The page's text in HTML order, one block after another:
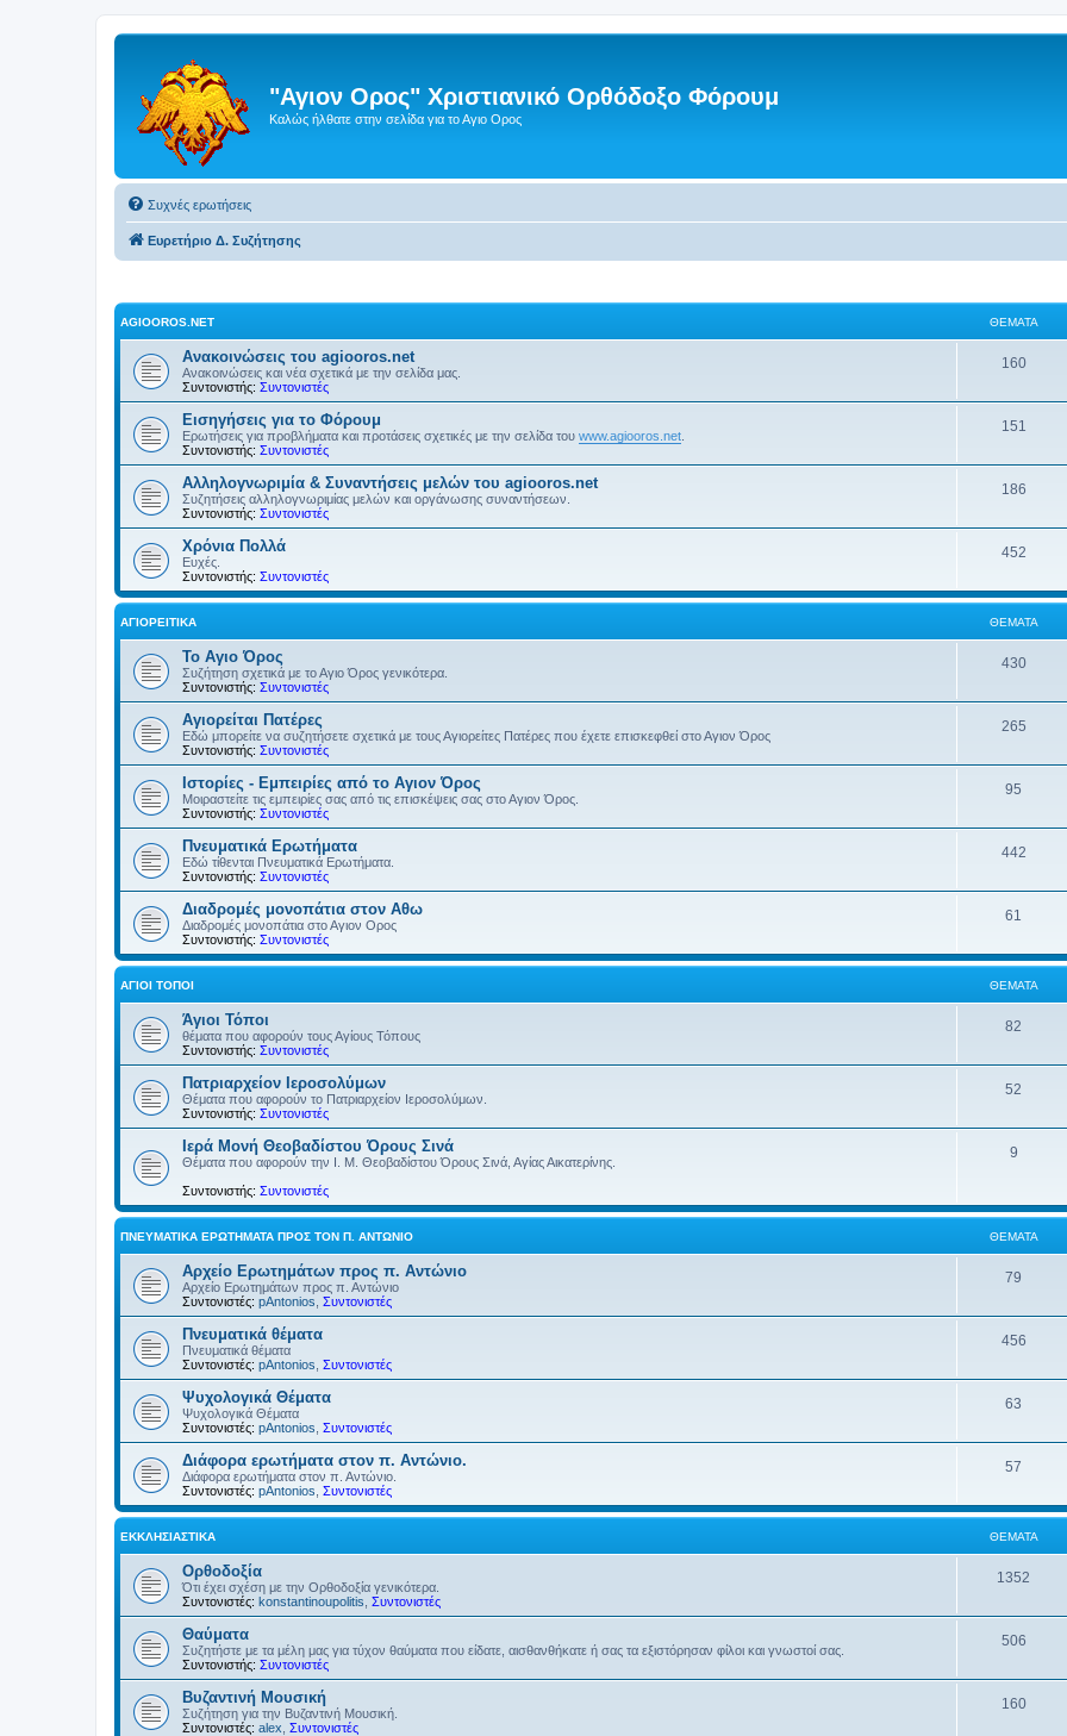
"Αγιον Ορος" Χριστιανικό Ορθόδοξο Φόρουμ
Καλώς ήλθατε στην σελίδα για το Αγιο Ορος
Συχνές ερωτήσεις
Ευρετήριο Δ. Συζήτησης
AGIOOROS.NET ΘΈΜΑΤΑ
Ανακοινώσεις του agiooros.net
Ανακοινώσεις και νέα σχετικά με την σελίδα μας.
Συντονιστής: Συντονιστές
160
Εισηγήσεις για το Φόρουμ
Ερωτήσεις για προβλήματα και προτάσεις σχετικές με την σελίδα του www.agiooros.net
Συντονιστής: Συντονιστές
151
Αλληλογνωριμία & Συναντήσεις μελών του agiooros.net
Συζητήσεις αλληλογνωριμίας μελών και οργάνωσης συναντήσεων.
Συντονιστής: Συντονιστές
186
Χρόνια Πολλά
Ευχές.
Συντονιστής: Συντονιστές
452
ΑΓΙΟΡΕΊΤΙΚΑ ΘΈΜΑΤΑ
Το Αγιο Όρος
Συζήτηση σχετικά με το Αγιο Όρος γενικότερα.
Συντονιστής: Συντονιστές
430
Αγιορείται Πατέρες
Εδώ μπορείτε να συζητήσετε σχετικά με τους Αγιορείτες Πατέρες που έχετε επισκεφθεί στο Αγιον Όρος
Συντονιστής: Συντονιστές
265
Ιστορίες - Εμπειρίες από το Αγιον Όρος
Μοιραστείτε τις εμπειρίες σας από τις επισκέψεις σας στο Αγιον Όρος.
Συντονιστής: Συντονιστές
95
Πνευματικά Ερωτήματα
Εδώ τίθενται Πνευματικά Ερωτήματα.
Συντονιστής: Συντονιστές
442
Διαδρομές μονοπάτια στον Αθω
Διαδρομές μονοπάτια στο Αγιον Ορος
Συντονιστής: Συντονιστές
61
ΆΓΙΟΙ ΤΌΠΟΙ ΘΈΜΑΤΑ
Άγιοι Τόποι
θέματα που αφορούν τους Αγίους Τόπους
Συντονιστής: Συντονιστές
82
Πατριαρχείον Ιεροσολύμων
Θέματα που αφορούν το Πατριαρχείον Ιεροσολύμων.
Συντονιστής: Συντονιστές
52
Ιερά Μονή Θεοβαδίστου Όρους Σινά
Θέματα που αφορούν την Ι. Μ. Θεοβαδίστου Όρους Σινά, Αγίας Αικατερίνης.
Συντονιστής: Συντονιστές
9
ΠΝΕΥΜΑΤΙΚΆ ΕΡΩΤΉΜΑΤΑ ΠΡΟΣ ΤΟΝ Π. ΑΝΤΏΝΙΟ ΘΈΜΑΤΑ
Αρχείο Ερωτημάτων προς π. Αντώνιο
Αρχείο Ερωτημάτων προς π. Αντώνιο
Συντονιστές: pAntonios Συντονιστές
79
Πνευματικά θέματα
Πνευματικά θέματα
Συντονιστές: pAntonios Συντονιστές
456
Ψυχολογικά Θέματα
Ψυχολογικά Θέματα
Συντονιστές: pAntonios Συντονιστές
63
Διάφορα ερωτήματα στον π. Αντώνιο.
Διάφορα ερωτήματα στον π. Αντώνιο.
Συντονιστές: pAntonios Συντονιστές
57
ΕΚΚΛΗΣΙΑΣΤΙΚΆ ΘΈΜΑΤΑ
Ορθοδοξία
Ότι έχει σχέση με την Ορθοδοξία γενικότερα.
Συντονιστές: konstantinoupolitis Συντονιστές
1352
Θαύματα
Συζητήστε με τα μέλη μας για τύχον θαύματα που είδατε, αισθανθήκατε ή σας τα εξιστόρησαν φίλοι και γνωστοί σας.
Συντονιστής: Συντονιστές
506
Βυζαντινή Μουσική
Συζήτηση για την Βυζαντινή Μουσική.
Συντονιστές: alex Συντονιστές
160